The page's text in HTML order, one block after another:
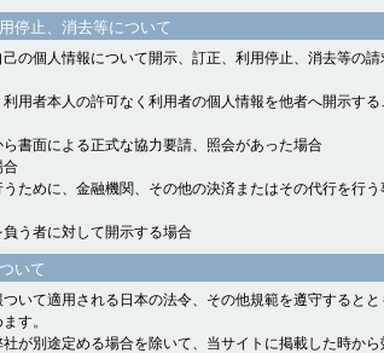
停止、消去等について
の個人情報について開示、訂正、利用停止、消去等の
用者本人の許可なく利用者の個人情報を他者へ開示する
書面による正式な協力要請、照会があった場合
合
ために、金融機関、その他の決済またはその代行を行
う者に対して開示する場合
いて
いて適用される日本の法令、その他規範を遵守すると
す。
が別途定める場合を除いて、当サイトに掲載した時から